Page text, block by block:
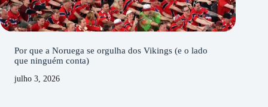
Por que a Noruega se orgulha dos Vikings (e o lado
que ninguém conta)
julho 3, 2026